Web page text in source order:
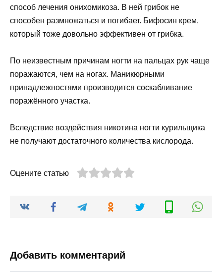
способ лечения онихомикоза. В ней грибок не
способен размножаться и погибает. Бифосин крем,
который тоже довольно эффективен от грибка.
По неизвестным причинам ногти на пальцах рук чаще
поражаются, чем на ногах. Маникюрными
принадлежностями производится соскабливание
поражённого участка.
Вследствие воздействия никотина ногти курильщика
не получают достаточного количества кислорода.
Оцените статью
Добавить комментарий